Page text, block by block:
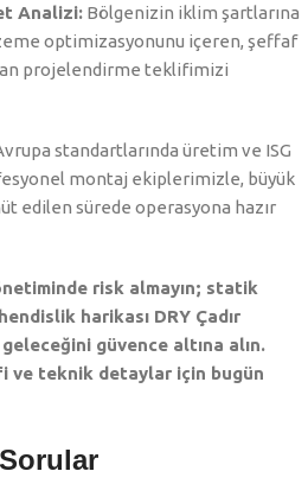
Analizi: Bölgenizin iklim şartlarına
optimizasyonunu içeren, şeffaf
projelendirme teklifimizi
standartlarında üretim ve ISG
montaj ekiplerimizle, büyük
edilen sürede operasyona hazır
risk almayın; statik
harikası DRY Çadır
güvence altına alın.
teknik detaylar için bugün